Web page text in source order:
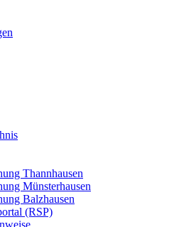
Thannhausen
Münsterhausen
Balzhausen
(RSP)